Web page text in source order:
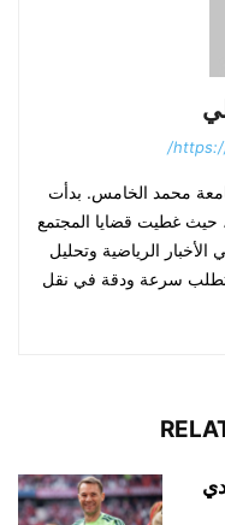
محمد الخامس. بدأت
مع هسبريس، حيث غطيت قضايا المجتمع
الرياضية وتحليل
تتطلب سرعة ودقة في نقل
ودي